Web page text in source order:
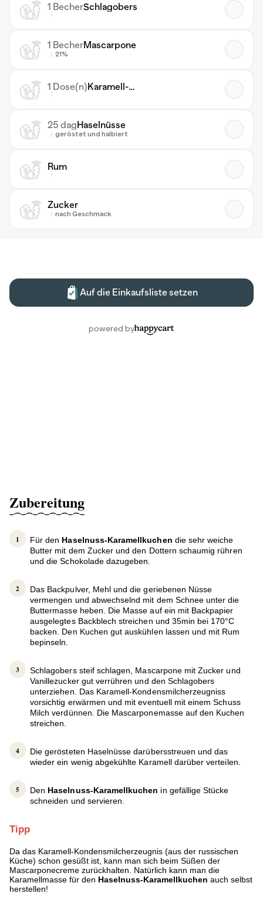
Zubereitung
Für den Haselnuss-Karamellkuchen die sehr weiche
Butter mit dem Zucker und den Dottern schaumig rühren
und die Schokolade dazugeben.
Das Backpulver, Mehl und die geriebenen Nüsse
vermengen und abwechselnd mit dem Schnee unter die
Buttermasse heben. Die Masse auf ein mit Backpapier
ausgelegtes Backblech streichen und 35min bei 170°C
backen. Den Kuchen gut auskühlen lassen und mit Rum
bepinseln.
Schlagobers steif schlagen, Mascarpone mit Zucker und
Vanillezucker gut verrühren und den Schlagobers
unterziehen. Das Karamell-Kondensmilcherzeugniss
vorsichtig erwärmen und mit eventuell mit einem Schuss
Milch verdünnen. Die Mascarponemasse auf den Kuchen
streichen.
Die gerösteten Haselnüsse darübersstreuen und das
wieder ein wenig abgekühlte Karamell darüber verteilen.
Den Haselnuss-Karamellkuchen in gefällige Stücke
schneiden und servieren.
Tipp
Da das Karamell-Kondensmilcherzeugnis (aus der russischen
Küche) schon gesüßt ist, kann man sich beim Süßen der
Mascarponecreme zurückhalten. Natürlich kann man die
Karamellmasse für den Haselnuss-Karamellkuchen auch selbst
herstellen!